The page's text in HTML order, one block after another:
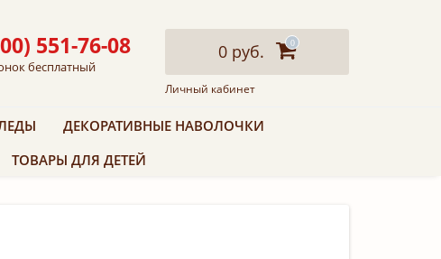
551-76-08
бесплатный
0 руб. 0
Личный кабинет
ДЕКОРАТИВНЫЕ НАВОЛОЧКИ
ТОВАРЫ ДЛЯ ДЕТЕЙ